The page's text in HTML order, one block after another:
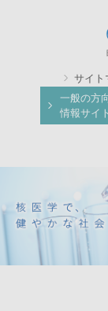
サイト
一般の方
情報サイト